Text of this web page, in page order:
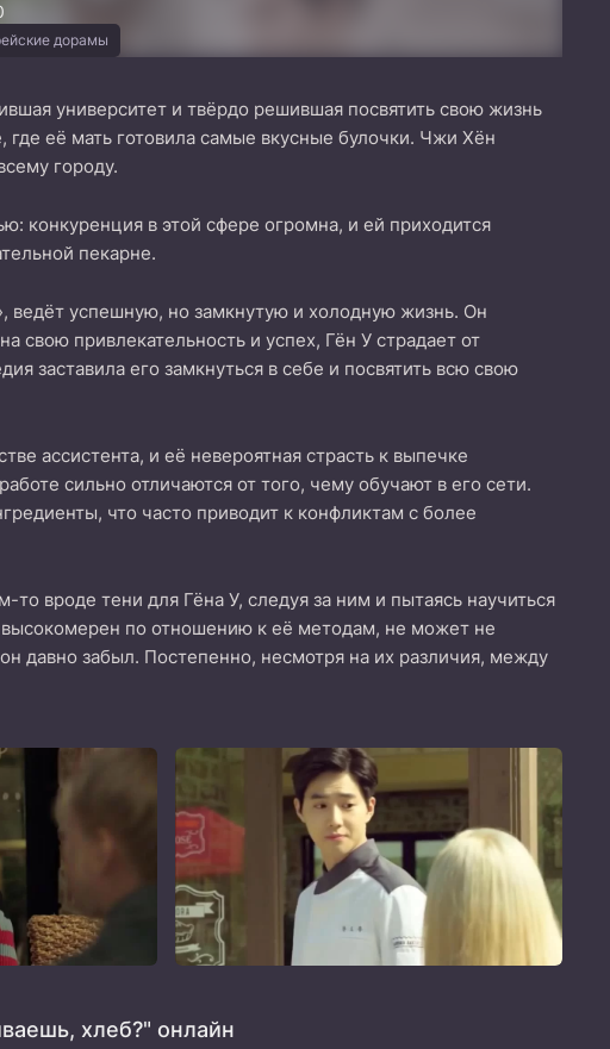
дорамы
университет и твёрдо решившая посвятить свою жизнь
её мать готовила самые вкусные булочки. Чжи Хён
городу.
конкуренция в этой сфере огромна, и ей приходится
пекарне.
ведёт успешную, но замкнутую и холодную жизнь. Он
свою привлекательность и успех, Гён У страдает от
заставила его замкнуться в себе и посвятить всю свою
ассистента, и её невероятная страсть к выпечке
сильно отличаются от того, чему обучают в его сети.
что часто приводит к конфликтам с более
вроде тени для Гёна У, следуя за ним и пытаясь научиться
высокомерен по отношению к её методам, не может не
давно забыл. Постепенно, несмотря на их различия, между
хлеб?" онлайн